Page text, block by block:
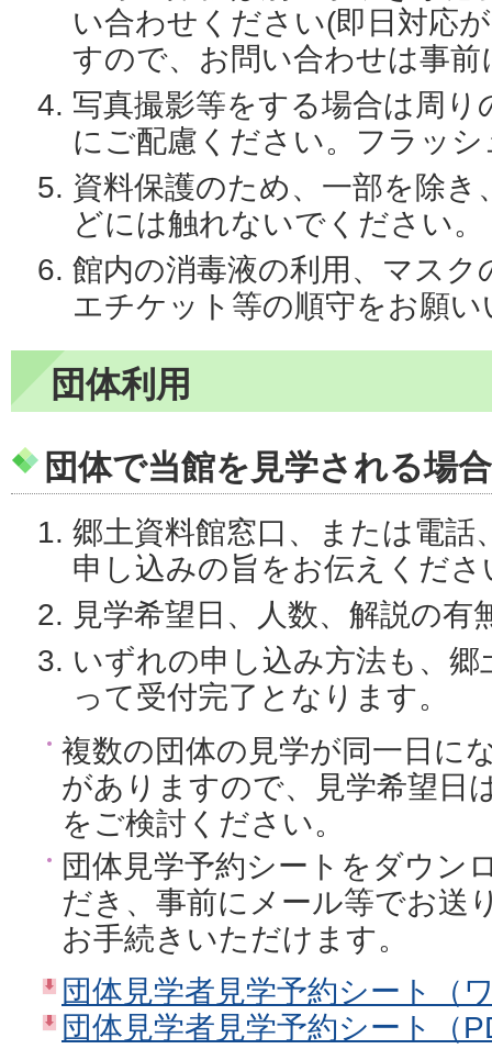
い合わせください(即日対応
すので、お問い合わせは事
写真撮影等をする場合は周
にご配慮ください。フラッ
資料保護のため、一部を除
どには触れないでください。
館内の消毒液の利用、マス
エチケット等の順守をお願
団体利用
団体で当館を見学される場
郷土資料館窓口、または電話
申し込みの旨をお伝えくださ
見学希望日、人数、解説の
いずれの申し込み方法も、
って受付完了となります。
複数の団体の見学が同一日に
がありますので、見学希望日
をご検討ください。
団体見学予約シートをダウン
だき、事前にメール等でお送
お手続きいただけます。
団体見学者見学予約シート（
団体見学者見学予約シート（